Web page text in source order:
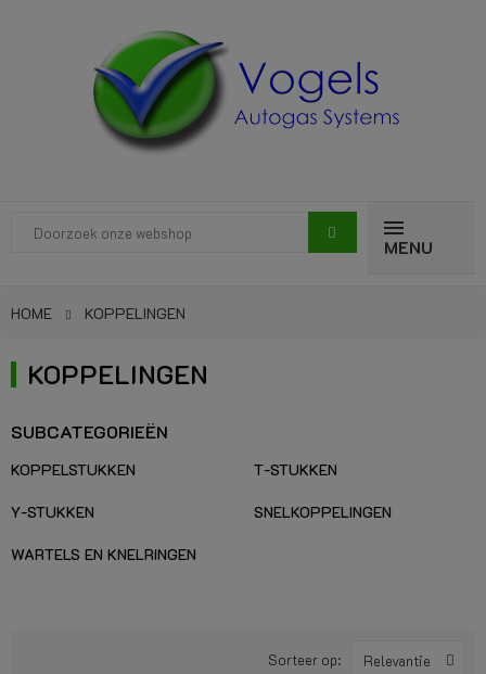
MENU
HOME KOPPELINGEN
KOPPELINGEN
SUBCATEGORIEËN
KOPPELSTUKKEN T-STUKKEN
Y-STUKKEN SNELKOPPELINGEN
WARTELS EN KNELRINGEN
Sorteer op: Relevantie